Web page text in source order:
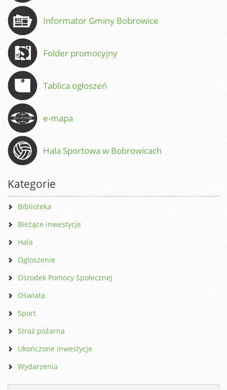
Informator Gminy Bobrowice
Folder promocyjny
Tablica ogłoszeń
e-mapa
Hala Sportowa w Bobrowicach
Kategorie
Biblioteka
Bieżące inwestycje
Hala
Ogłoszenie
Ośrodek Pomocy Społecznej
Oświata
Sport
Straż pożarna
Ukończone inwestycje
Wydarzenia